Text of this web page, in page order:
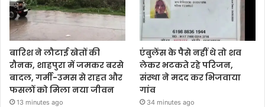
बारिश ने लौटाई खेतों की
रौनक, शाहपुरा में जमकर बरसे
बादल, गर्मी-उमस से राहत और
फसलों को मिला नया जीवन
13 minutes ago
एंबुलेंस के पैसे नहीं थे तो शव
लेकर भटकते रहे परिजन,
संस्था ने मदद कर भिजवाया
गांव
34 minutes ago